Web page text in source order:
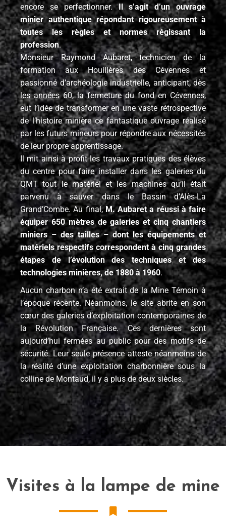
encore se perfectionner.Il s’agit d’un ouvrage
minier authentique répondant rigoureusement à
toutes les règles et normes régissant la
profession.
Monsieur Raymond Aubaret, technicien de la
formation aux Houillères des Cévennes et
passionné d’archéologie industrielle, anticipant, dès
les années 60, la fermeture du fond en Cévennes,
eut l’idée de transformer en une vaste rétrospective
de l’histoire minière ce fantastique ouvrage réalisé
par les futurs mineurs pour répondre aux nécessités
de leur propre apprentissage.
Il mit ainsi à profit les travaux pratiques des élèves
du centre pour faire installer dans les galeries du
QMT tout le matériel et les machines qu’il était
parvenu à sauver dans le Bassin d’Alès-La
Grand’Combe. Au final,M. Aubaret a réussi à faire
équiper 650 mètres de galeries et cinq chantiers
miniers – des tailles – dont les équipements et
matériels respectifs correspondent à cinq grandes
étapes de l’évolution des techniques et des
technologies minières, de 1880 à 1960.
Aucun charbon n’a été extrait de la Mine Témoin à
l’époque récente. Néanmoins, le site abrite en son
cœur des galeries d’exploitation contemporaines de
la Révolution Française. Ces dernières sont
aujourd’hui fermées au public pour des motifs de
sécurité. Leur seule présence atteste néanmoins de
la réalité d’une exploitation charbonnière sous la
colline de Montaud, il y a plus de deux siècles.
Visites à la lampe de mine